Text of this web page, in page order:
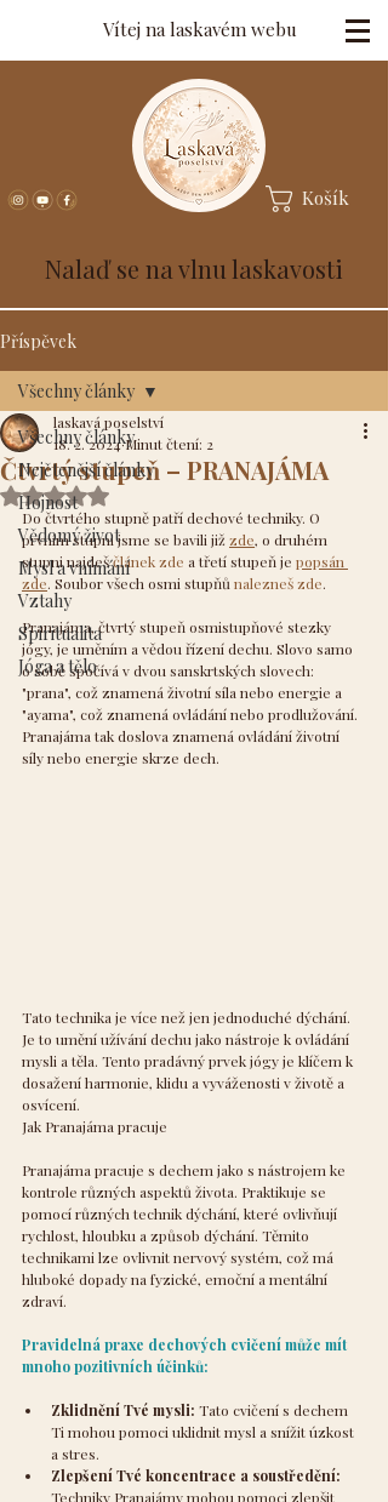
Vítej na laskavém webu
Košík
Nalaď se na vlnu laskavosti
Příspěvek
Všechny články
Nejčtenější články
Hojnost
Vědomý život
Mysl a vnímání
Vztahy
Spiritualita
Jóga a tělo
Všechny články
Čtvrtý stupeň – PRANAJÁMA
laskavá poselství
18. 2. 2024Minut čtení: 2
Hodnoceno NaN z 5 hvězdiček.
Do čtvrtého stupně patří dechové techniky. O
prvním stupni jsme se bavili již zde, o druhém
stupni najdeš článek zde a třetí stupeň je popsán
zde. Soubor všech osmi stupňů nalezneš zde.
Pranajáma, čtvrtý stupeň osmistupňové stezky
jógy, je uměním a vědou řízení dechu. Slovo samo
o sobě spočívá v dvou sanskrtských slovech:
"prana", což znamená životní síla nebo energie a
"ayama", což znamená ovládání nebo prodlužování.
Pranajáma tak doslova znamená ovládání životní
síly nebo energie skrze dech.
Tato technika je více než jen jednoduché dýchání.
Je to umění užívání dechu jako nástroje k ovládání
mysli a těla. Tento pradávný prvek jógy je klíčem k
dosažení harmonie, klidu a vyváženosti v životě a
osvícení.
Jak Pranajáma pracuje
Pranajáma pracuje s dechem jako s nástrojem ke
kontrole různých aspektů života. Praktikuje se
pomocí různých technik dýchání, které ovlivňují
rychlost, hloubku a způsob dýchání. Těmito
technikami lze ovlivnit nervový systém, což má
hluboké dopady na fyzické, emoční a mentální
zdraví.
Pravidelná praxe dechových cvičení může mít
mnoho pozitivních účinků:
Zklidnění Tvé mysli: Tato cvičení s dechem
Ti mohou pomoci uklidnit mysl a snížit úzkost
a stres.
Zlepšení Tvé koncentrace a soustředění:
Techniky Pranajámy mohou pomoci zlepšit